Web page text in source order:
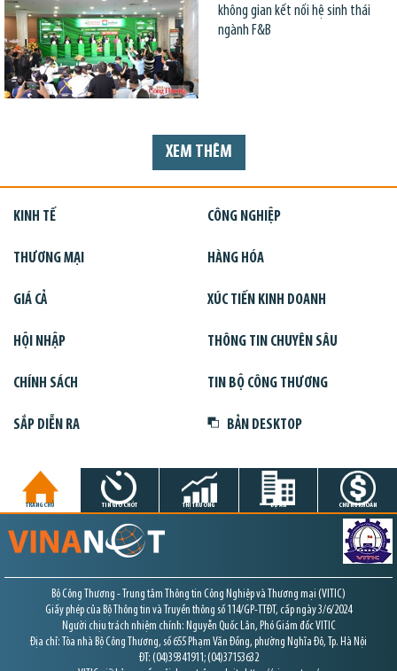
không gian kết nối hệ sinh thái
ngành F&B
XEM THÊM
KINH TẾ CÔNG NGHIỆP
THƯƠNG MẠI HÀNG HÓA
GIÁ CẢ XÚC TIẾN KINH DOANH
HỘI NHẬP THÔNG TIN CHUYÊN SÂU
CHÍNH SÁCH TIN BỘ CÔNG THƯƠNG
SẮP DIỄN RA BẢN DESKTOP
TRANG CHỦ TIN GIỜ CHÓT THỊ TRƯỜNG DỰ ÁN CHỨNG KHOÁN
Bộ Công Thương - Trung tâm Thông tin Công Nghiệp và Thương mại (VITIC)
Giấy phép của Bộ Thông tin và Truyền thông số 114/GP-TTĐT, cấp ngày 3/6/2024
Người chịu trách nhiệm chính: Nguyễn Quốc Lân, Phó Giám đốc VITIC
Địa chỉ: Tòa nhà Bộ Công Thương, số 655 Phạm Văn Đồng, phường Nghĩa Đô, Tp. Hà Nội
ĐT: (04)39341911; (04)37153632